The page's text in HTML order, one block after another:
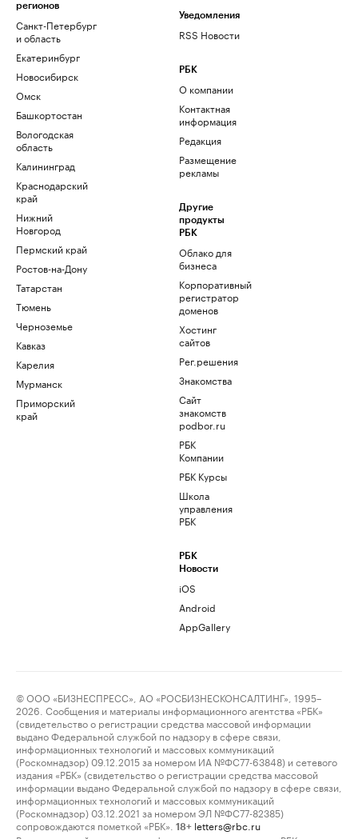
регионов
Санкт-Петербург
и область
Екатеринбург
Новосибирск
Омск
Башкортостан
Вологодская
область
Калининград
Краснодарский
край
Нижний
Новгород
Пермский край
Ростов-на-Дону
Татарстан
Тюмень
Черноземье
Кавказ
Карелия
Мурманск
Приморский
край
Уведомления
RSS Новости
РБК
О компании
Контактная
информация
Редакция
Размещение
рекламы
Другие
продукты
РБК
Облако для
бизнеса
Корпоративный
регистратор
доменов
Хостинг
сайтов
Рег.решения
Знакомства
Сайт
знакомств
podbor.ru
РБК
Компании
РБК Курсы
Школа
управления
РБК
РБК
Новости
iOS
Android
AppGallery
© ООО «БИЗНЕСПРЕСС», АО «РОСБИЗНЕСКОНСАЛТИНГ», 1995–
2026. Сообщения и материалы информационного агентства «РБК»
(свидетельство о регистрации средства массовой информации
выдано Федеральной службой по надзору в сфере связи,
информационных технологий и массовых коммуникаций
(Роскомнадзор) 09.12.2015 за номером ИА №ФС77-63848) и сетевого
издания «РБК» (свидетельство о регистрации средства массовой
информации выдано Федеральной службой по надзору в сфере связи,
информационных технологий и массовых коммуникаций
(Роскомнадзор) 03.12.2021 за номером ЭЛ №ФС77-82385)
сопровождаются пометкой «РБК».
18+ letters@rbc.ru